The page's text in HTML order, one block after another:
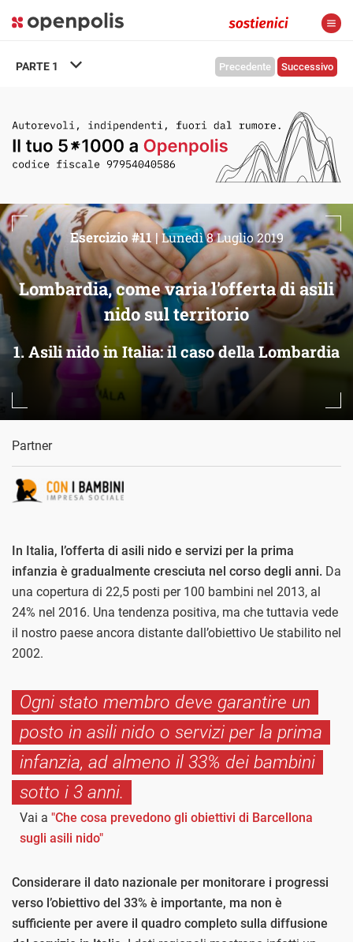
Precedente Successivo
PARTE 1
Lombardia, come varia l'offerta di asili
nido sul territorio
1. Asili nido in Italia: il caso della Lombardia
Esercizio #11 |Lunedì 8 Luglio 2019
Partner
In Italia, l’offerta di asili nido e servizi per la prima
infanzia è gradualmente cresciuta nel corso degli anni. Da
una copertura di 22,5 posti per 100 bambini nel 2013, al
24% nel 2016. Una tendenza positiva, ma che tuttavia vede
il nostro paese ancora distante dall’obiettivo Ue stabilito nel
2002.
Ogni stato membro deve garantire un
posto in asili nido o servizi per la prima
infanzia, ad almeno il 33% dei bambini
sotto i 3 anni.
Vai a "Che cosa prevedono gli obiettivi di Barcellona
sugli asili nido"
Considerare il dato nazionale per monitorare i progressi
verso l’obiettivo del 33% è importante, ma non è
sufficiente per avere il quadro completo sulla diffusione